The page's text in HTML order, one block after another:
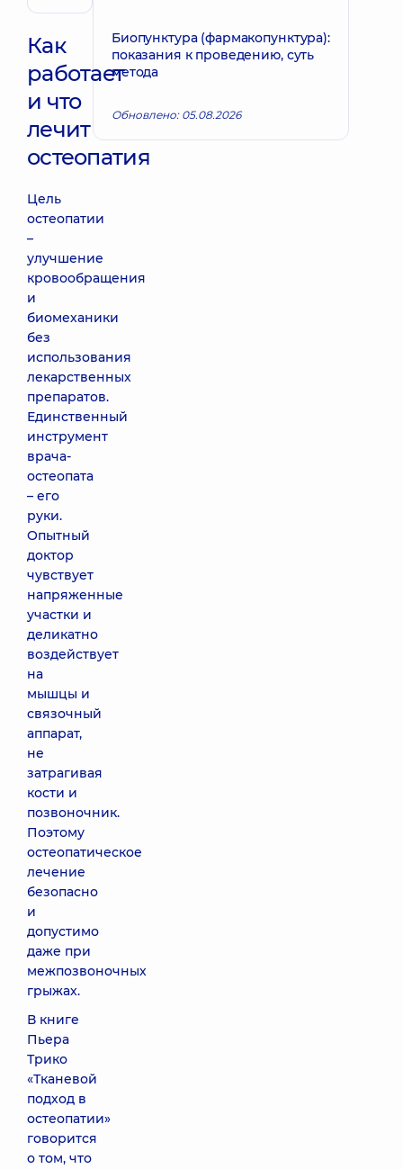
Как
работает
и что
лечит
остеопатия
Цель
остеопатии
–
улучшение
кровообращения
и
биомеханики
без
использования
лекарственных
препаратов.
Единственный
инструмент
врача-
остеопата
– его
руки.
Опытный
доктор
чувствует
напряженные
участки и
деликатно
воздействует
на
мышцы и
связочный
аппарат,
не
затрагивая
кости и
позвоночник.
Поэтому
остеопатическое
лечение
безопасно
и
допустимо
даже при
межпозвоночных
грыжах.
В книге
Пьера
Трико
«Тканевой
подход в
остеопатии»
говорится
о том, что
Биопунктура (фармакопунктура):
показания к проведению, суть
метода
Обновлено: 05.08.2026